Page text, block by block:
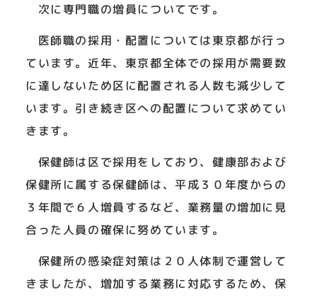
次に専門職の増員についてです。
医師職の採用・配置については東京都が行っ
ています。近年、東京都全体での採用が需要数
に達しないため区に配置される人数も減少して
います。引き続き区への配置について求めてい
きます。
保健師は区で採用をしており、健康部および
保健所に属する保健師は、平成３０年度からの
３年間で６人増員するなど、業務量の増加に見
合った人員の確保に努めています。
保健所の感染症対策は２０人体制で運営して
きましたが、増加する業務に対応するため、保